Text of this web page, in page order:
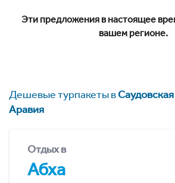
Эти предложения в настоящее
вашем регионе.
Дешевые турпакеты вСаудовская
Аравия
Отдых в
Абха